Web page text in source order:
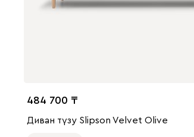
484 700
Диван түзу Slipson Velvet Olive